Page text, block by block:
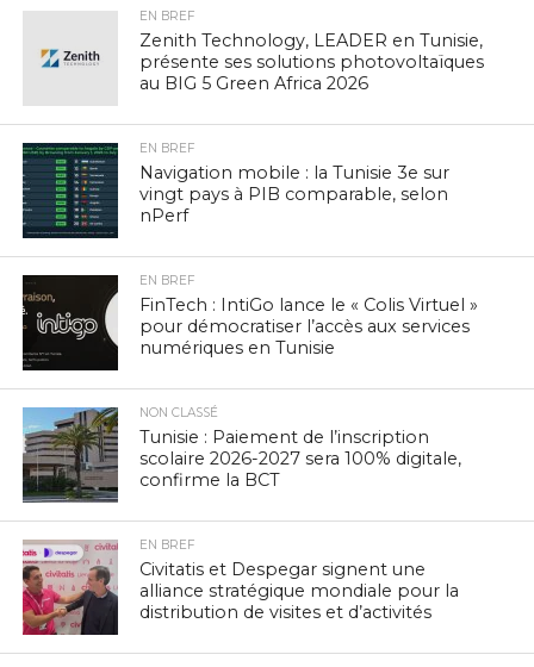
EN BREF
Zenith Technology, LEADER en Tunisie,
présente ses solutions photovoltaïques
au BIG 5 Green Africa 2026
EN BREF
Navigation mobile : la Tunisie 3e sur
vingt pays à PIB comparable, selon
nPerf
EN BREF
FinTech : IntiGo lance le « Colis Virtuel »
pour démocratiser l’accès aux services
numériques en Tunisie
NON CLASSÉ
Tunisie : Paiement de l’inscription
scolaire 2026-2027 sera 100% digitale,
confirme la BCT
EN BREF
Civitatis et Despegar signent une
alliance stratégique mondiale pour la
distribution de visites et d’activités